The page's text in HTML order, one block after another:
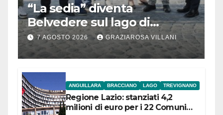
“La sedia” diventa
Belvedere sul lago di
Bracciano: ieri
l’inaugurazione
7 AGOSTO 2026 GRAZIAROSA VILLANI
ANGUILLARA BRACCIANO LAGO TREVIGNANO
Regione Lazio: stanziati 4,2
milioni di euro per i 22 Comuni